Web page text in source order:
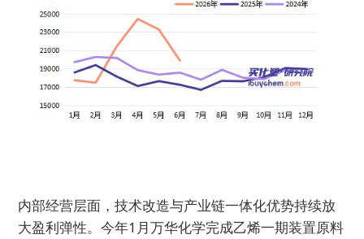
内部经营层面，技术改造与产业链一体化优势持续放
大盈利弹性。今年1月万华化学完成乙烯一期装置原料